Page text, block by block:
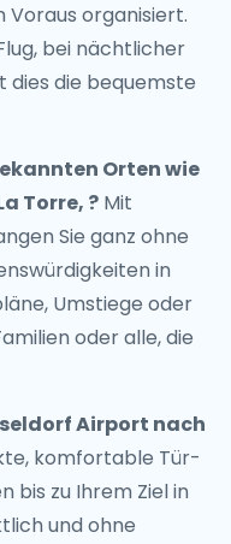
Voraus organisiert.
bei nächtlicher
dies die bequemste
Orten wie
Torre, ? Mit
Sie ganz ohne
in
Umstiege oder
oder alle, die
Airport nach
komfortable Tür-
bis zu Ihrem Ziel in
und ohne